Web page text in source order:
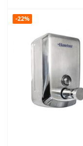
-22%